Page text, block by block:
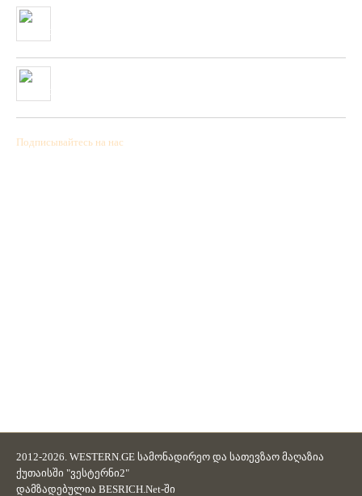
Подписывайтесь на нас
2012-2026. WESTERN.GE სამონადირეო და სათევზაო მაღაზია
ქუთაისში "ვესტერნი2"
დამზადებულია BESRICH.Net-ში